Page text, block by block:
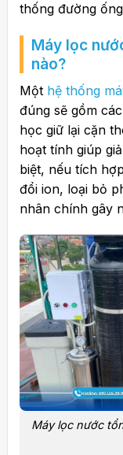
thống đường
Máy lọc
nào?
Một hệ thống
đúng sẽ gồm
học giữ lại cặn
hoạt tính giúp
biệt, nếu tích
đổi ion, loại bỏ
nhân chính gây
Máy lọc nước